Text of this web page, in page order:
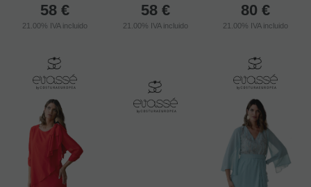
58 €
21.00% IVA incluido
58 €
21.00% IVA incluido
80 €
21.00% IVA incluido